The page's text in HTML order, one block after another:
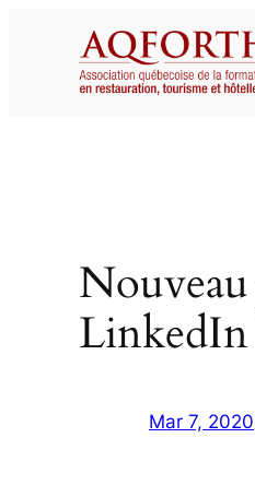
LinkedIn
Mar 7, 2020